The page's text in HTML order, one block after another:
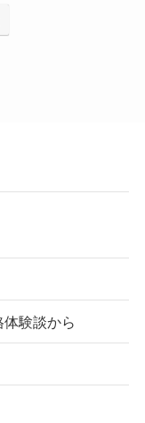
験談から